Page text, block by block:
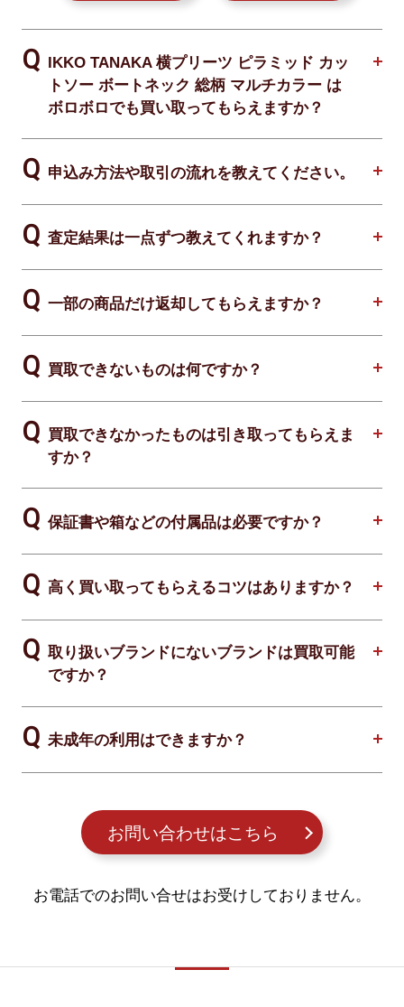
IKKO TANAKA 横プリーツ ピラミッド カッ
トソー ボートネック 総柄 マルチカラー は
ボロボロでも買い取ってもらえますか？
申込み方法や取引の流れを教えてください。
査定結果は一点ずつ教えてくれますか？
一部の商品だけ返却してもらえますか？
買取できないものは何ですか？
買取できなかったものは引き取ってもらえま
すか？
保証書や箱などの付属品は必要ですか？
高く買い取ってもらえるコツはありますか？
取り扱いブランドにないブランドは買取可能
ですか？
未成年の利用はできますか？
お問い合わせはこちら
お電話でのお問い合せはお受けしておりません。